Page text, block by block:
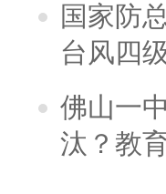
国家防
台风四
佛山一
汰？教